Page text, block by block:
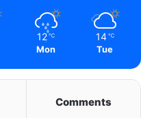
12 ℃
Mon
14 ℃
Tue
Comments